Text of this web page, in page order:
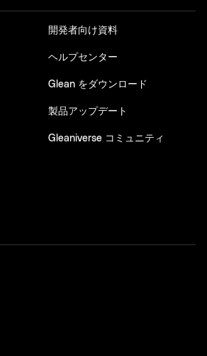
開発者向け資料
ヘルプセンター
Glean をダウンロード
製品アップデート
Gleaniverse コミュニティ